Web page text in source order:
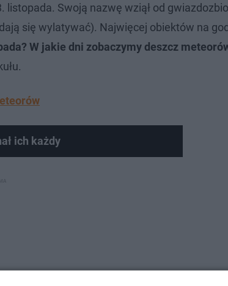
Swoją nazwę wziął od
się wylatywać). Najwięcej obiektów na
W jakie dni zobaczymy deszcz
ich każdy